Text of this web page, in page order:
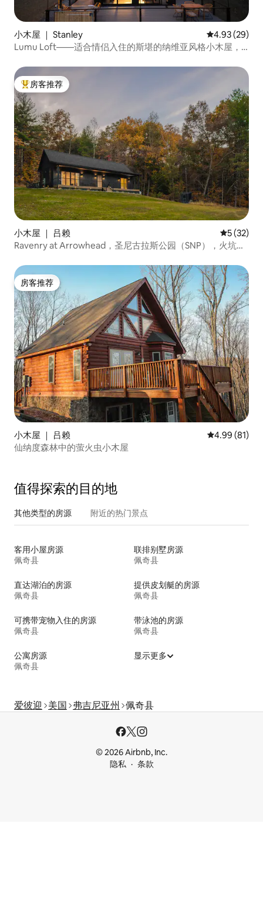
小木屋 ｜ Stanley 平均评分
4.93 (29)
Lumu Loft——适合情侣入住的斯堪的纳维亚风格小木屋，
热门「房客推荐」
房客推荐
小木屋 ｜ 吕赖 平均评分
5 (32)
Ravenry at Arrowhead，圣尼古拉斯公园（SNP），火坑，
房客推荐
房客推荐
小木屋 ｜ 吕赖 平均评分
4.99 (81)
仙纳度森林中的萤火虫小木屋
值得探索的目的地
其他类型的房源 附近的热门景点
客用小屋房源
佩奇县
联排别墅房源
佩奇县
直达湖泊的房源
佩奇县
提供皮划艇的房源
佩奇县
可携带宠物入住的房源
佩奇县
带泳池的房源
佩奇县
公寓房源
佩奇县
显示更多
爱彼迎 美国 弗吉尼亚州 佩奇县
© 2026 Airbnb, Inc.
隐私
条款